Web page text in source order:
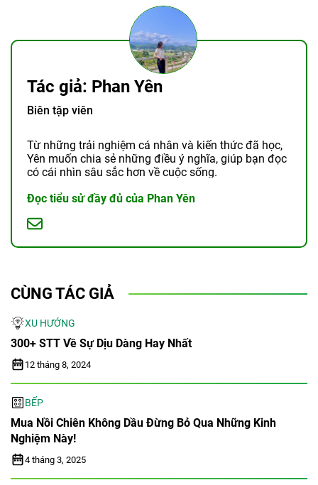
Tác giả: Phan Yên
Biên tập viên
Từ những trải nghiệm cá nhân và kiến thức đã học,
Yên muốn chia sẻ những điều ý nghĩa, giúp bạn đọc
có cái nhìn sâu sắc hơn về cuộc sống.
Đọc tiểu sử đầy đủ của Phan Yên
CÙNG TÁC GIẢ
XU HƯỚNG
300+ STT Về Sự Dịu Dàng Hay Nhất
12 tháng 8, 2024
BẾP
Mua Nồi Chiên Không Dầu Đừng Bỏ Qua Những Kinh
Nghiệm Này!
4 tháng 3, 2025